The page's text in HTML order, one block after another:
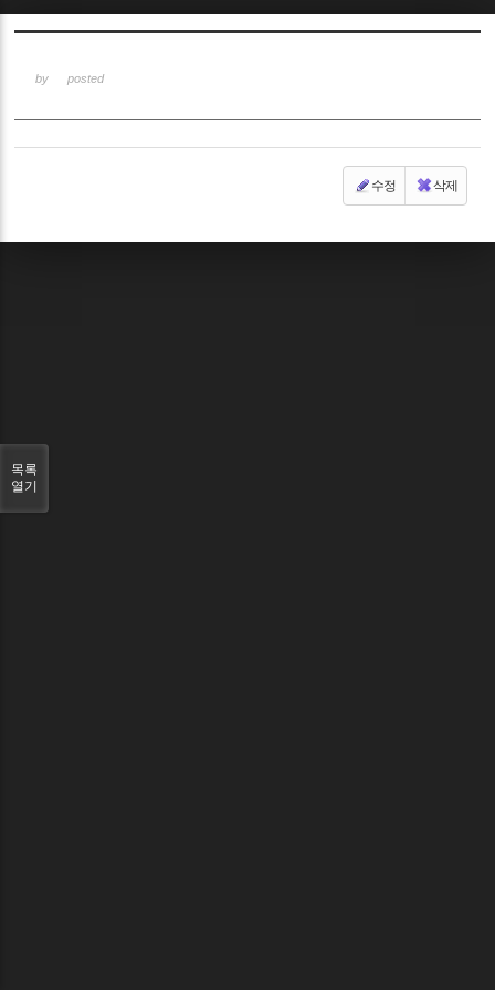
by posted
수정 삭제
목록
열기
Sketchbook5, 스케치북5
Sketchbook5, 스케치북5